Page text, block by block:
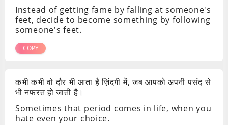
Instead of getting fame by falling at someone's
feet, decide to become something by following
someone's feet.
COPY
कभी कभी वो दौर भी आता है ज़िंदगी में, जब आपको अपनी पसंद से
भी नफरत हो जाती है।
Sometimes that period comes in life, when you
hate even your choice.